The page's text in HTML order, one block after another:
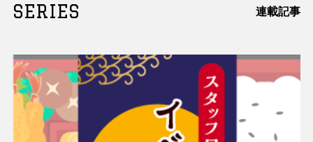
SERIES 連載記事